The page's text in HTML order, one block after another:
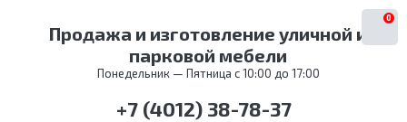
Продажа и изготовление уличной и
парковой мебели
Понедельник — Пятница с 10:00 до 17:00
0
+7 (4012) 38-78-37